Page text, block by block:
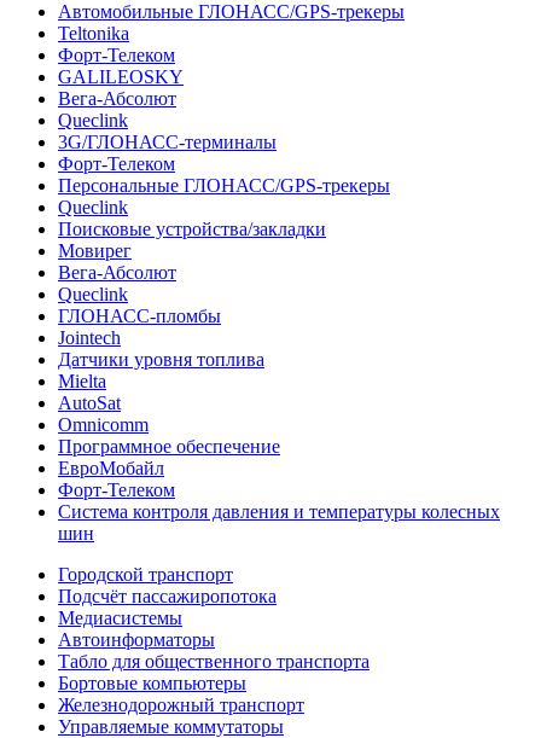
Автомобильные ГЛОНАСС/GPS-трекеры
Teltonika
Форт-Телеком
GALILEOSKY
Вега-Абсолют
Queclink
3G/ГЛОНАСС-терминалы
Форт-Телеком
Персональные ГЛОНАСС/GPS-трекеры
Queclink
Поисковые устройства/закладки
Мовирег
Вега-Абсолют
Queclink
ГЛОНАСС-пломбы
Jointech
Датчики уровня топлива
Mielta
AutoSat
Omnicomm
Программное обеспечение
ЕвроМобайл
Форт-Телеком
Система контроля давления и температуры колесных
шин
Городской транспорт
Подсчёт пассажиропотока
Медиасистемы
Автоинформаторы
Табло для общественного транспорта
Бортовые компьютеры
Железнодорожный транспорт
Управляемые коммутаторы